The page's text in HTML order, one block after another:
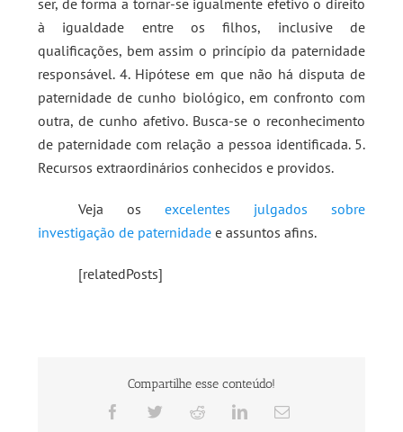
ser, de forma a tornar-se igualmente efetivo o direito
à igualdade entre os filhos, inclusive de
qualificações, bem assim o princípio da paternidade
responsável. 4. Hipótese em que não há disputa de
paternidade de cunho biológico, em confronto com
outra, de cunho afetivo. Busca-se o reconhecimento
de paternidade com relação a pessoa identificada. 5.
Recursos extraordinários conhecidos e providos.
Veja os excelentes julgados sobre
investigação de paternidadee assuntos afins.
[relatedPosts]
Compartilhe esse conteúdo!
FacebookTwitterRedditLinkedIn
E-